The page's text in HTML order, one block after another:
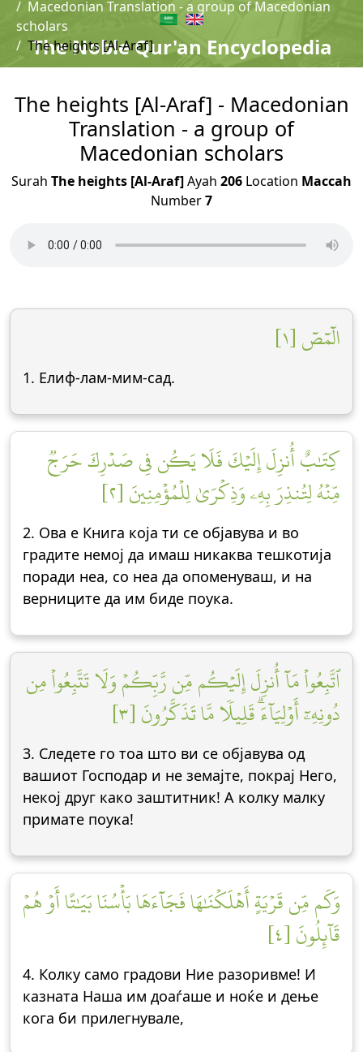
The Noble Qur'an Encyclopedia
Macedonian Translation - a group of Macedonian
scholars
The heights [Al-Araf]
The heights [Al-Araf] - Macedonian
Translation - a group of
Macedonian scholars
Surah The heights [Al-Araf]Ayah 206 Location Maccah
Number7
الٓمٓصٓ [١]
1. Елиф-лам-мим-сад.
كِتَٰبٌ أُنزِلَ إِلَيۡكَ فَلَا يَكُن فِي صَدۡرِكَ حَرَجٞ
مِّنۡهُ لِتُنذِرَ بِهِۦ وَذِكۡرَىٰ لِلۡمُؤۡمِنِينَ [٢]
2. Ова е Книга која ти се објавува и во
градите немој да имаш никаква тешкотија
поради неа, со неа да опоменуваш, и на
верниците да им биде поука.
ٱتَّبِعُواْ مَآ أُنزِلَ إِلَيۡكُم مِّن رَّبِّكُمۡ وَلَا تَتَّبِعُواْ مِن
دُونِهِۦٓ أَوۡلِيَآءَۗ قَلِيلٗا مَّا تَذَكَّرُونَ [٣]
3. Следете го тоа што ви се објавува од
вашиот Господар и не земајте, покрај Него,
некој друг како заштитник! А колку малку
примате поука!
وَكَم مِّن قَرۡيَةٍ أَهۡلَكۡنَٰهَا فَجَآءَهَا بَأۡسُنَا بَيَٰتًا أَوۡ هُمۡ
قَآئِلُونَ [٤]
4. Колку само градови Ние разоривме! И
казната Наша им доаѓаше и ноќе и дење
кога би прилегнувале,